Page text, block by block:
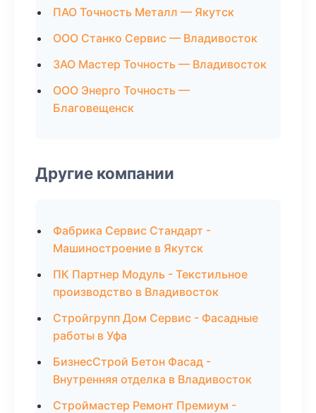
ПАО Точность Металл — Якутск
ООО Станко Сервис — Владивосток
ЗАО Мастер Точность — Владивосток
ООО Энерго Точность —
Благовещенск
Другие компании
Фабрика Сервис Стандарт -
Машиностроение в Якутск
ПК Партнер Модуль - Текстильное
производство в Владивосток
Стройгрупп Дом Сервис - Фасадные
работы в Уфа
БизнесСтрой Бетон Фасад -
Внутренняя отделка в Владивосток
Строймастер Ремонт Премиум -